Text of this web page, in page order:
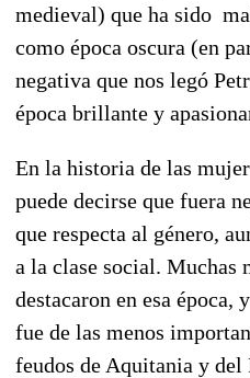
medieval) que ha sido
como época oscura (en
negativa que nos legó
época brillante y
En la historia de las
puede decirse que fuera
que respecta al género,
a la clase social. Muchas
destacaron en esa época,
fue de las menos
feudos de Aquitania y del